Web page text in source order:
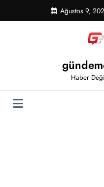
Ağustos 9,
Haber